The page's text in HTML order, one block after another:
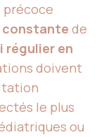
précoce
de
régulier en
doivent
le plus
ou